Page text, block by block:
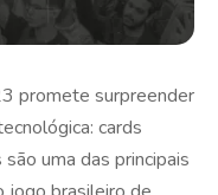
promete surpreender
cards
uma das principais